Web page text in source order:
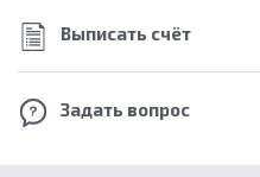
Выписать счёт
Задать вопрос